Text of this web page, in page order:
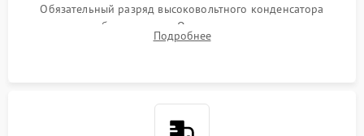
Обязательный разряд высоковольтного конденсатора
вспышки для безопасности. Очистка внутренних узлов от
пыли, песка и следов влаги с помощью спецсредств.
Подробнее